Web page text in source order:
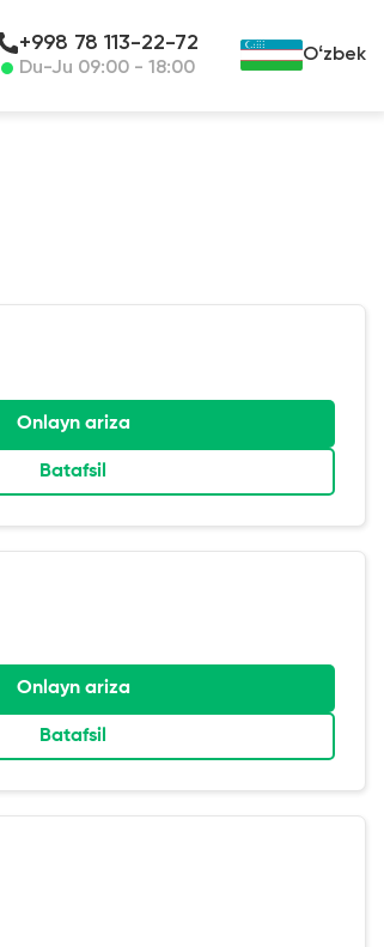
+998 78 113-22-72
Du-Ju 09:00 - 18:00
Oʻzbek
Onlayn ariza
Batafsil
Onlayn ariza
Batafsil